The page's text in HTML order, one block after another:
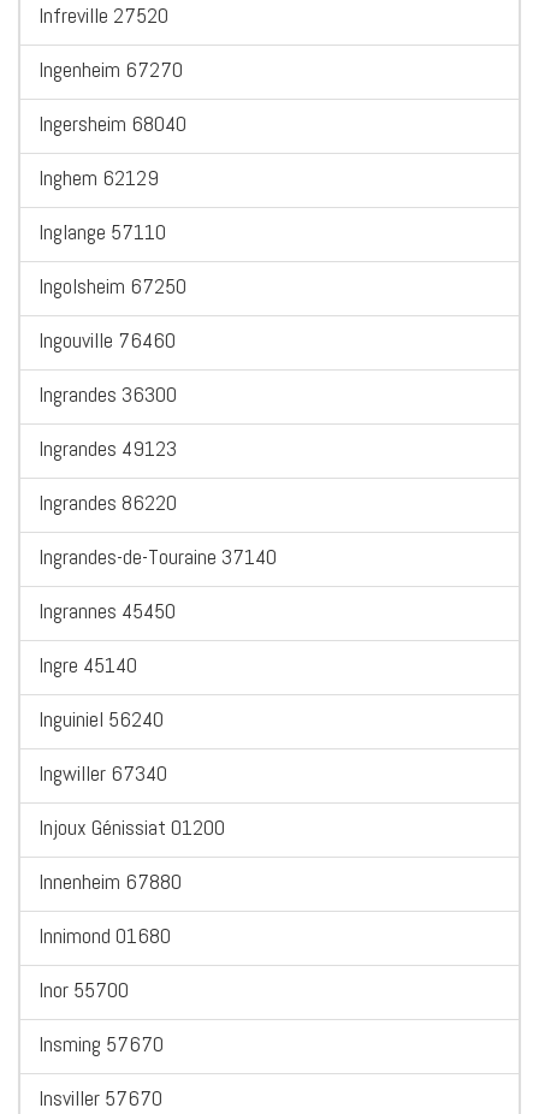
Infreville 27520
Ingenheim 67270
Ingersheim 68040
Inghem 62129
Inglange 57110
Ingolsheim 67250
Ingouville 76460
Ingrandes 36300
Ingrandes 49123
Ingrandes 86220
Ingrandes-de-Touraine 37140
Ingrannes 45450
Ingre 45140
Inguiniel 56240
Ingwiller 67340
Injoux Génissiat 01200
Innenheim 67880
Innimond 01680
Inor 55700
Insming 57670
Insviller 57670